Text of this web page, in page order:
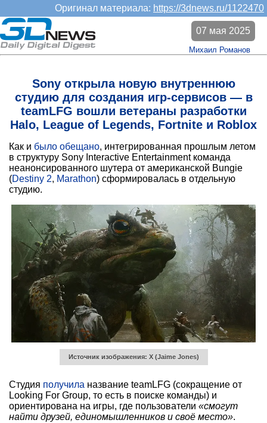
Оригинал материала: https://3dnews.ru/1122470
Sony открыла новую внутреннюю
студию для создания игр-сервисов — в
teamLFG вошли ветераны разработки
Halo, League of Legends, Fortnite и Roblox
07 мая 2025
Михаил Романов
Как и было обещано, интегрированная прошлым летом
в структуру Sony Interactive Entertainment команда
неанонсированного шутера от американской Bungie
(Destiny 2, Marathon) сформировалась в отдельную
студию.
Источник изображения: X (Jaime Jones)
Студия получила название teamLFG (сокращение от
Looking For Group, то есть в поиске команды) и
ориентирована на игры, где пользователи «смогут
найти друзей, единомышленников и своё место».